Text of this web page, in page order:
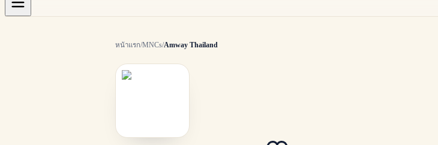
หน้าแรก/MNCs/Amway Thailand